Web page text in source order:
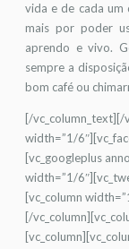
vida e de cada um
mais por poder
aprendo e vivo.
sempre a
bom café ou
[/vc_column_text][/
width=”1/
[vc_googleplus
width=”1/
[vc_column
[/